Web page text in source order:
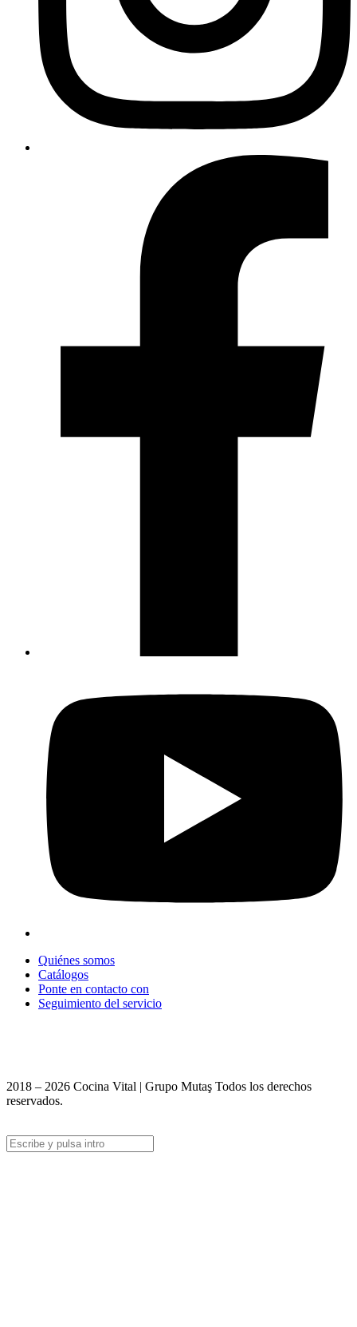
Quiénes somos
Catálogos
Ponte en contacto con
Seguimiento del servicio
2018 – 2026 Cocina Vital | Grupo Mutaş Todos los derechos
reservados.